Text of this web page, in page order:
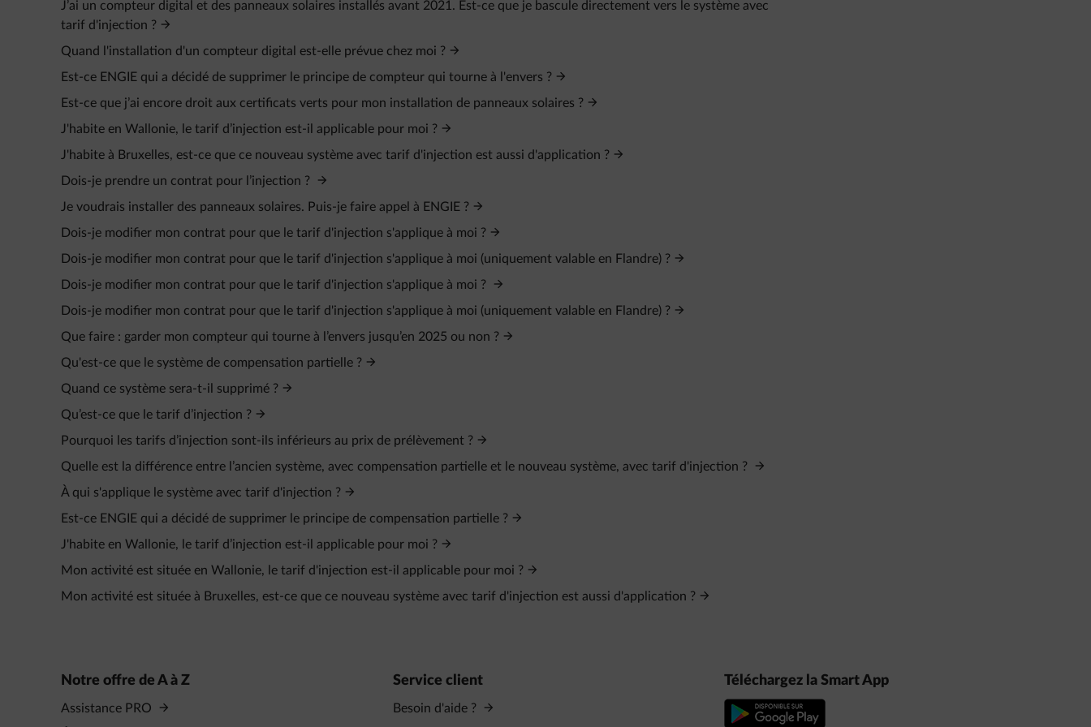
J’ai un compteur digital et des panneaux solaires installés avant 2021. Est-ce que je bascule directement vers le système avec
tarif d'injection ?
Quand l'installation d'un compteur digital est-elle prévue chez moi ?
Est-ce ENGIE qui a décidé de supprimer le principe de compteur qui tourne à l'envers ?
Est-ce que j’ai encore droit aux certificats verts pour mon installation de panneaux solaires ?
J'habite en Wallonie, le tarif d’injection est-il applicable pour moi ?
J'habite à Bruxelles, est-ce que ce nouveau système avec tarif d'injection est aussi d'application ?
Dois-je prendre un contrat pour l’injection ?
Je voudrais installer des panneaux solaires. Puis-je faire appel à ENGIE ?
Dois-je modifier mon contrat pour que le tarif d'injection s'applique à moi ?
Dois-je modifier mon contrat pour que le tarif d'injection s'applique à moi (uniquement valable en Flandre) ?
Dois-je modifier mon contrat pour que le tarif d'injection s'applique à moi ?
Dois-je modifier mon contrat pour que le tarif d'injection s'applique à moi (uniquement valable en Flandre) ?
Que faire : garder mon compteur qui tourne à l’envers jusqu’en 2025 ou non ?
Qu'est-ce que le système de compensation partielle ?
Quand ce système sera-t-il supprimé ?
Qu’est-ce que le tarif d’injection ?
Pourquoi les tarifs d’injection sont-ils inférieurs au prix de prélèvement ?
Quelle est la différence entre l’ancien système, avec compensation partielle et le nouveau système, avec tarif d'injection ?
À qui s'applique le système avec tarif d'injection ?
Est-ce ENGIE qui a décidé de supprimer le principe de compensation partielle ?
J'habite en Wallonie, le tarif d’injection est-il applicable pour moi ?
Mon activité est située en Wallonie, le tarif d'injection est-il applicable pour moi ?
Mon activité est située à Bruxelles, est-ce que ce nouveau système avec tarif d'injection est aussi d'application ?
Notre offre de A à Z
Assistance PRO
Service client
Besoin d'aide ?
Téléchargez la Smart App